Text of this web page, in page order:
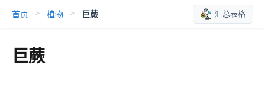
首页 > 植物 > 巨蕨 汇总表格
巨蕨